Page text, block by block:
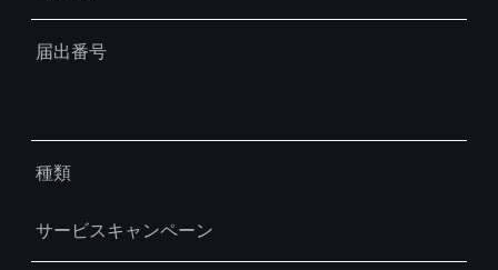
届出番号
種類
サービスキャンペーン